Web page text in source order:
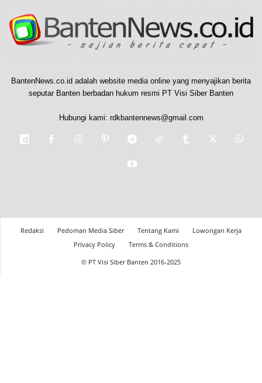
BantenNews.co.id adalah website media online yang menyajikan berita
seputar Banten berbadan hukum resmi PT Visi Siber Banten
Hubungi kami: rdkbantennews@gmail.com
Redaksi Pedoman Media Siber Tentang Kami
Lowongan Kerja
Privacy Policy
Terms & Conditions
© PT Visi Siber Banten 2016-2025